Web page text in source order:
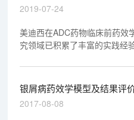
2019-07-24
美迪西在ADC药物临床前药效
究领域已积累了丰富的实践经
安全性评价研究，其中3个
NMPA和FDA审评，另外1个将
银屑病药效学模型及结果评
2017-08-08